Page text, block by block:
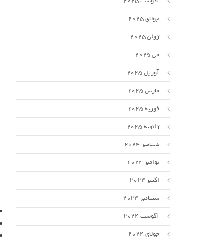
جولای 2025
ژوئن 2025
می 2025
آوریل 2025
مارس 2025
فوریه 2025
ژانویه 2025
دسامبر 2024
نوامبر 2024
اکتبر 2024
سپتامبر 2024
آگوست 2024
جولای 2024